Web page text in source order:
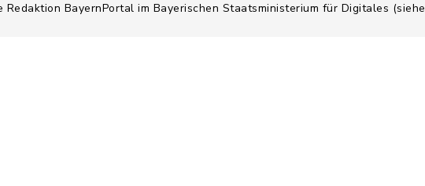
BayernPortal im Bayerischen Staatsministerium für Digitales (siehe